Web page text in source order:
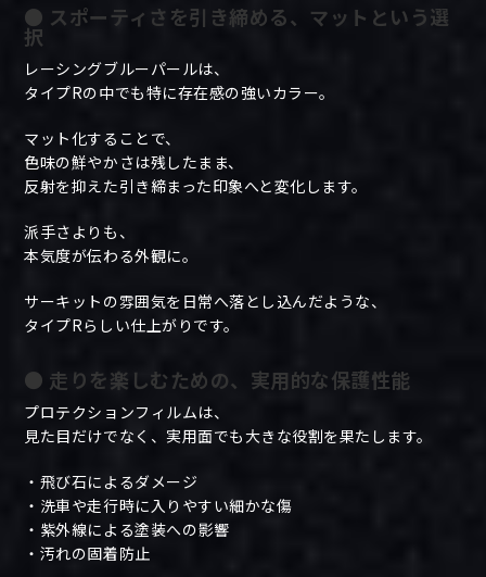
● スポーティさを引き締める、マットという選
択
レーシングブルーパールは、
タイプRの中でも特に存在感の強いカラー。
マット化することで、
色味の鮮やかさは残したまま、
反射を抑えた引き締まった印象へと変化します。
派手さよりも、
本気度が伝わる外観に。
サーキットの雰囲気を日常へ落とし込んだような、
タイプRらしい仕上がりです。
● 走りを楽しむための、実用的な保護性能
プロテクションフィルムは、
見た目だけでなく、実用面でも大きな役割を果たします。
・飛び石によるダメージ
・洗車や走行時に入りやすい細かな傷
・紫外線による塗装への影響
・汚れの固着防止